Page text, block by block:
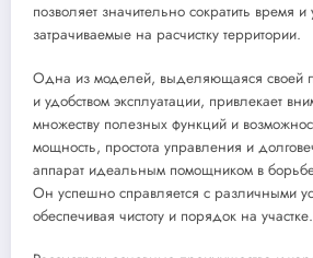
позволяет значительно сократить время и
затрачиваемые на расчистку территории.
Одна из моделей, выделяющаяся своей
и удобством эксплуатации, привлекает
множеству полезных функций и
мощность, простота управления и
аппарат идеальным помощником в
Он успешно справляется с различными
обеспечивая чистоту и порядок на участке.